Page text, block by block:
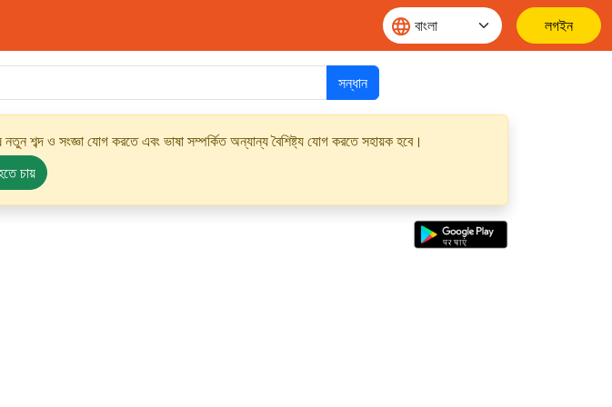
লগইন
সন্ধান
শব্দ ও সংজ্ঞা যোগ করতে এবং ভাষা সম্পর্কিত অন্যান্য বৈশিষ্ট্য যোগ করতে সহায়ক হবে।
চায়